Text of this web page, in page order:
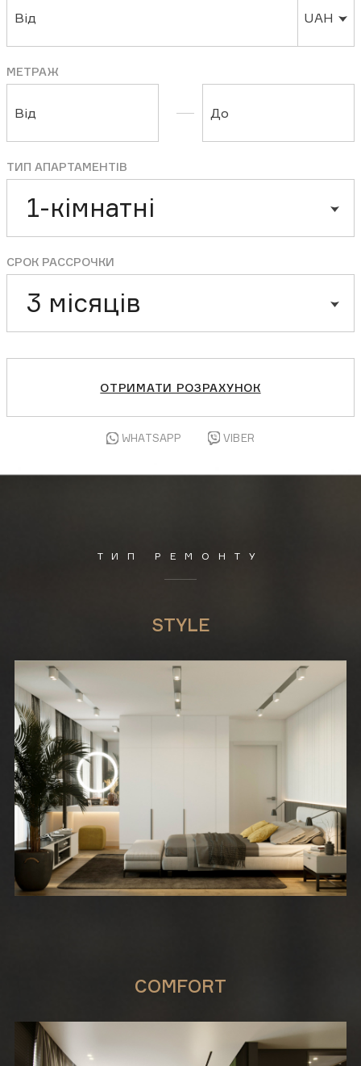
Від UAH
МЕТРАЖ
Від До
ТИП АПАРТАМЕНТІВ
1-кімнатні
СРОК РАССРОЧКИ
3 місяців
ОТРИМАТИ РОЗРАХУНОК
WHATSAPP VIBER
ТИП РЕМОНТУ
STYLE
COMFORT